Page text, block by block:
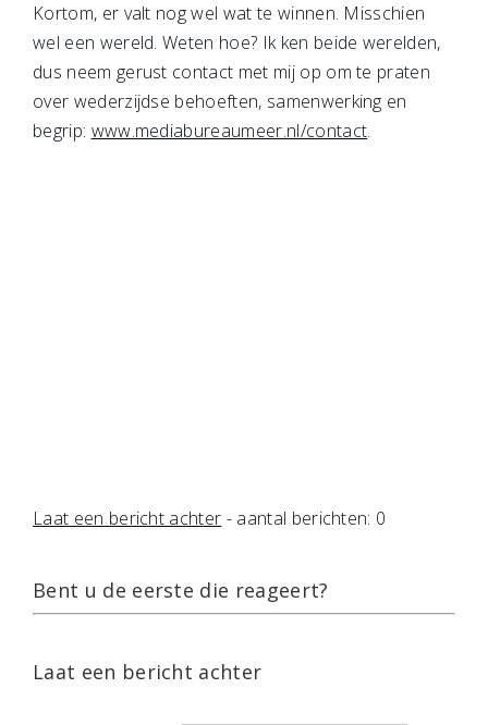
Kortom, er valt nog wel wat te winnen. Misschien
wel een wereld. Weten hoe? Ik ken beide werelden,
dus neem gerust contact met mij op om te praten
over wederzijdse behoeften, samenwerking en
begrip: www.mediabureaumeer.nl/contact.
Laat een bericht achter - aantal berichten: 0
Bent u de eerste die reageert?
Laat een bericht achter